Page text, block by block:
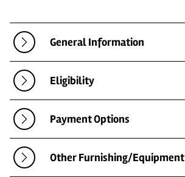
General Information
Eligibility
Payment Options
Other Furnishing/Equipment